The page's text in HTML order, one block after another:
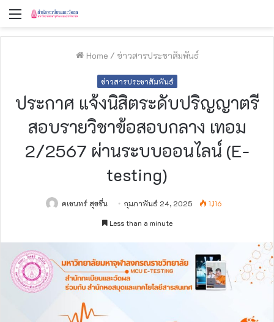
Menu
Home / ข่าวสารประชาสัมพันธ์
ข่าวสารประชาสัมพันธ์
ประกาศ แจ้งนิสิตระดับปริญญาตรี
สอบรายวิชาข้อสอบกลาง เทอม
2/2567 ผ่านระบบออนไลน์ (E-
testing)
คเชนทร์ สุขชื่น กุมภาพันธ์ 24, 2025
1,116
Less than a minute